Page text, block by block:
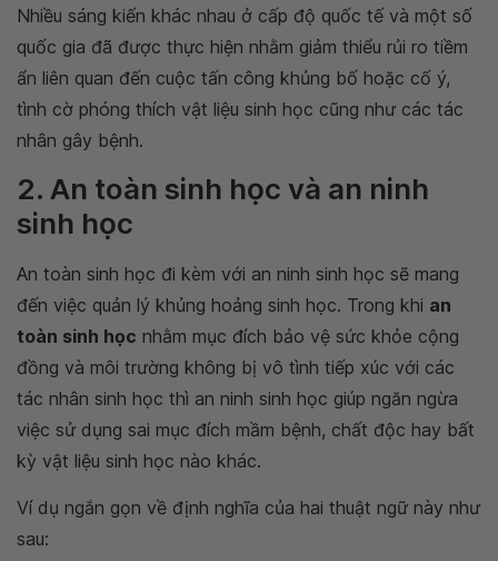
Nhiều sáng kiến ​​khác nhau ở cấp độ quốc tế và một số
quốc gia đã được thực hiện nhằm giảm thiểu rủi ro tiềm
ẩn liên quan đến cuộc tấn công khủng bố hoặc cố ý,
tình cờ phóng thích vật liệu sinh học cũng như các tác
nhân gây bệnh.
2. An toàn sinh học và an ninh
sinh học
An toàn sinh học đi kèm với an ninh sinh học sẽ mang
đến việc quản lý khủng hoảng sinh học. Trong khi an
toàn sinh học nhằm mục đích bảo vệ sức khỏe cộng
đồng và môi trường không bị vô tình tiếp xúc với các
tác nhân sinh học thì an ninh sinh học giúp ngăn ngừa
việc sử dụng sai mục đích mầm bệnh, chất độc hay bất
kỳ vật liệu sinh học nào khác.
Ví dụ ngắn gọn về định nghĩa của hai thuật ngữ này như
sau: